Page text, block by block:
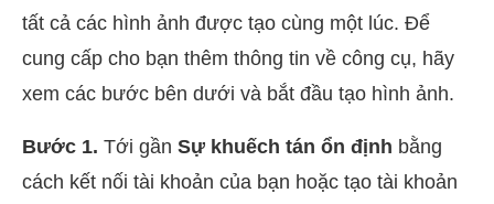
tất cả các hình ảnh được tạo cùng một lúc. Để
cung cấp cho bạn thêm thông tin về công cụ, hãy
xem các bước bên dưới và bắt đầu tạo hình ảnh.
Bước 1. Tới gần Sự khuếch tán ổn định bằng
cách kết nối tài khoản của bạn hoặc tạo tài khoản